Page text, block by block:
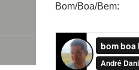
Bom/Boa/Bem: